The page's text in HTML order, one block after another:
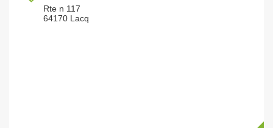
Rte n 117
64170 Lacq